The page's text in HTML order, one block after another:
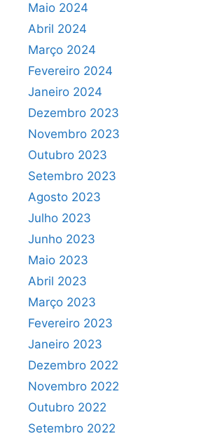
Maio 2024
Abril 2024
Março 2024
Fevereiro 2024
Janeiro 2024
Dezembro 2023
Novembro 2023
Outubro 2023
Setembro 2023
Agosto 2023
Julho 2023
Junho 2023
Maio 2023
Abril 2023
Março 2023
Fevereiro 2023
Janeiro 2023
Dezembro 2022
Novembro 2022
Outubro 2022
Setembro 2022